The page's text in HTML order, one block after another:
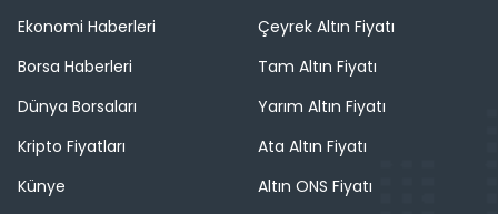
Ekonomi Haberleri
Borsa Haberleri
Dünya Borsaları
Kripto Fiyatları
Künye
Çeyrek Altın Fiyatı
Tam Altın Fiyatı
Yarım Altın Fiyatı
Ata Altın Fiyatı
Altın ONS Fiyatı